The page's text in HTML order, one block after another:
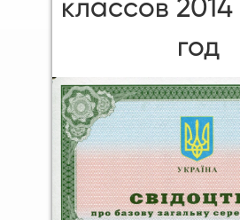
классов 2014
год